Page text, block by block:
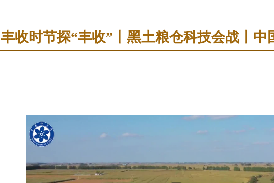
丰收时节探“丰收”丨黑土粮仓科技会战丨中